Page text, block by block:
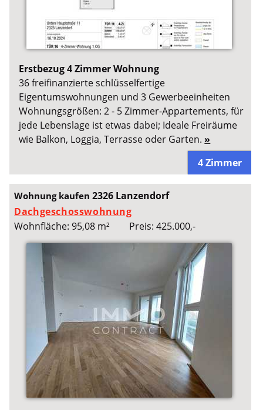
Erstbezug 4 Zimmer Wohnung
36 freifinanzierte schlüsselfertige
Eigentumswohnungen und 3 Gewerbeeinheiten
Wohnungsgrößen: 2 - 5 Zimmer-Appartements, für
jede Lebenslage ist etwas dabei; Ideale Freiräume
wie Balkon, Loggia, Terrasse oder Garten. »
4 Zimmer
Wohnung kaufen2326 Lanzendorf
Dachgeschosswohnung
Wohnfläche: 95,08 m²
Preis: 425.000,-